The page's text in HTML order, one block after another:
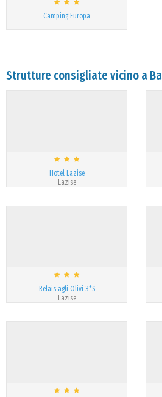
Camping Europa
Strutture consigliate vicino a
Hotel Lazise
Lazise
Relais agli Olivi 3*S
Lazise